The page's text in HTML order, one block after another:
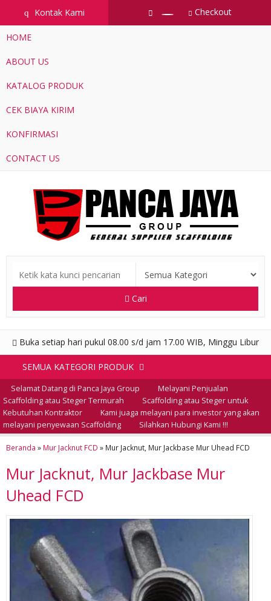
q Kontak Kami Checkout
HOME
ABOUT US
KATALOG PRODUK
CEK BIAYA KIRIM
KONFIRMASI
CONTACT US
Cari
Buka setiap hari pukul 08.00 s/d jam 17.00 WIB, Minggu Libur
SEMUA KATEGORI PRODUK
Selamat Datang di Panca Jaya Group
Melayani Penjualan
Scaffolding atau Steger Termurah
Scaffolding atau Steger untuk
Kebutuhan Kontraktor
Kami juaga melayani para investor yang akan
melayani penyewaan Scaffolding
Silahkan Hubungi Kami !!!
Beranda » Mur Jacknut FCD » Mur Jacknut, Mur Jackbase Mur Uhead FCD
Mur Jacknut, Mur Jackbase Mur
Uhead FCD